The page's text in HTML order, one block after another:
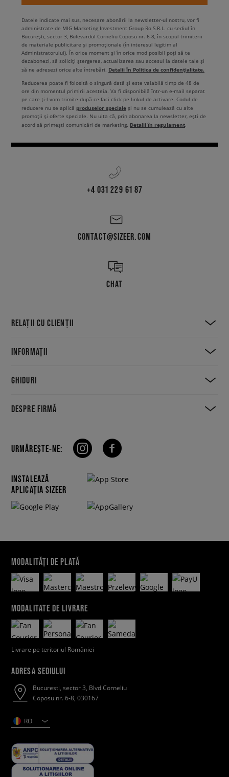
Datele indicate mai sus, necesare abonării la newsletter-ul nostru, vor fi
administrate de MIG Marketing Investment Group Ro S.R.L. cu sediul în
București, sector 3, Bulevardul Corneliu Coposu nr. 6-8, în scopul trimiterii
de materiale publicitare și promoționale (în interesul legitim al
Administratorului). În orice moment și în orice mod posibil poți să te
dezabonezi, să soliciți ștergerea, actualizarea sau accesul la datele tale și
să ne adresezi orice alte întrebări. Detalii în Politica de confidențialitate.
Reducerea poate fi folosită o singură dată și este valabilă timp de 48 de
ore din momentul primirii acesteia. Va fi disponibilă într-un e-mail separat
pe care ți-l vom trimite după ce faci click pe linkul de activare. Codul de
reducere nu se aplică produselor speciale și nu se cumulează cu alte
promoții și oferte speciale. Nu uita că, prin abonarea la newsletter, ești de
acord să primești comunicări de marketing. Detalii în regulament.
+4 031 229 61 87
CONTACT@SIZEER.COM
CHAT
RELAȚII CU CLIENȚII
INFORMAȚII
GHIDURI
DESPRE FIRMĂ
URMĂREȘTE-NE:
INSTALEAZĂ
APLICAȚIA SIZEER
MODALITĂȚI DE PLATĂ
MODALITATE DE LIVRARE
Livrare pe teritoriul României
ADRESA SEDIULUI
Bucuresti, sector 3, Blvd Corneliu
Coposu nr. 6-8, 030167
RO